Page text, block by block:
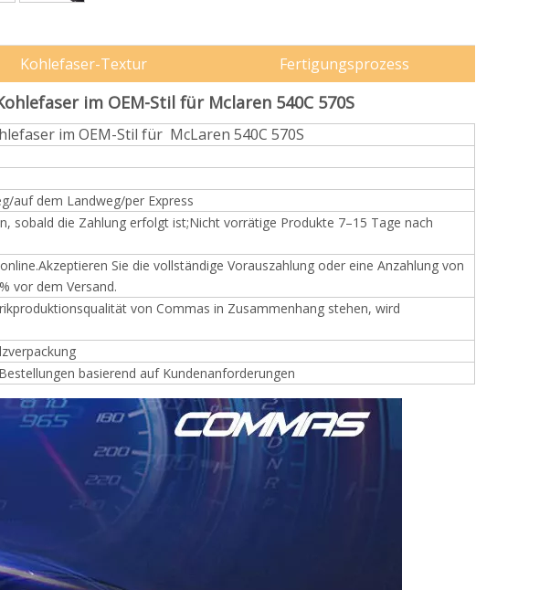
Kohlefaser-Textur Fertigungsprozess
im OEM-Stil für Mclaren 540C 570S
im OEM-Stil für McLaren 540C 570S
auf dem Landweg/per Express
sobald die Zahlung erfolgt ist;Nicht vorrätige Produkte 7–15 Tage nach
Sie die vollständige Vorauszahlung oder eine Anzahlung von
vor dem Versand.
von Commas in Zusammenhang stehen, wird
basierend auf Kundenanforderungen